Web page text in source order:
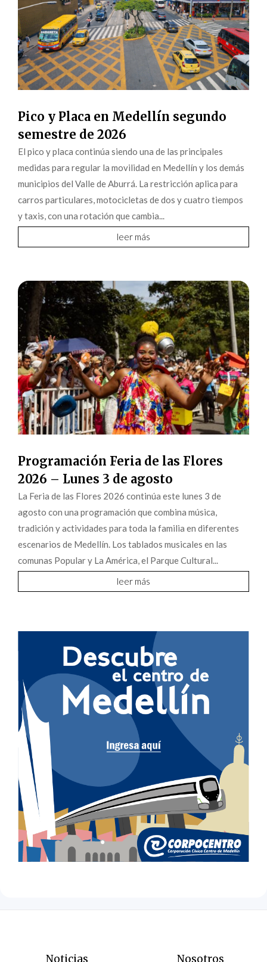
Pico y Placa en Medellín segundo
semestre de 2026
El pico y placa continúa siendo una de las principales
medidas para regular la movilidad en Medellín y los demás
municipios del Valle de Aburrá. La restricción aplica para
carros particulares, motocicletas de dos y cuatro tiempos
y taxis, con una rotación que cambia...
leer más
Programación Feria de las Flores
2026 – Lunes 3 de agosto
La Feria de las Flores 2026 continúa este lunes 3 de
agosto con una programación que combina música,
tradición y actividades para toda la familia en diferentes
escenarios de Medellín. Los tablados musicales en las
comunas Popular y La América, el Parque Cultural...
leer más
Noticias Nosotros